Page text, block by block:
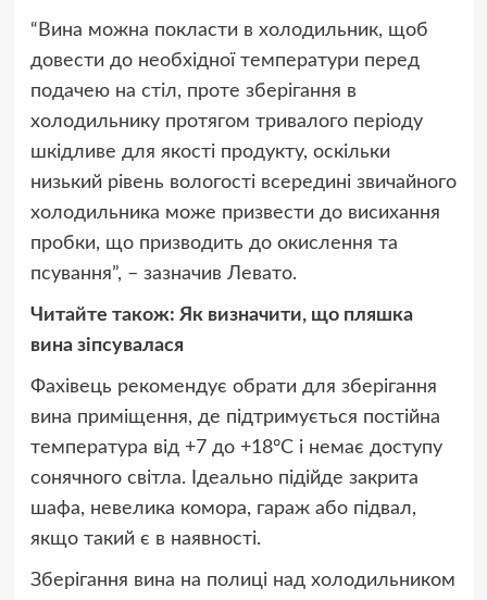
“Вина можна покласти в холодильник, щоб
довести до необхідної температури перед
подачею на стіл, проте зберігання в
холодильнику протягом тривалого періоду
шкідливе для якості продукту, оскільки
низький рівень вологості всередині звичайного
холодильника може призвести до висихання
пробки, що призводить до окислення та
псування”, – зазначив Левато.
Читайте також: Як визначити, що пляшка
вина зіпсувалася
Фахівець рекомендує обрати для зберігання
вина приміщення, де підтримується постійна
температура від +7 до +18°C і немає доступу
сонячного світла. Ідеально підійде закрита
шафа, невелика комора, гараж або підвал,
якщо такий є в наявності.
Зберігання вина на полиці над холодильником